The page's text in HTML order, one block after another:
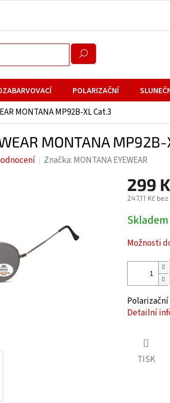
POLARIZAČNÍ
MONTANA MP92B-XL Cat.3
MONTANA
Značka: MONTANA EYEWEAR
299
247,11 Kč bez
Měrná
cena:
Skladem
Možnosti
Detailní
TISK